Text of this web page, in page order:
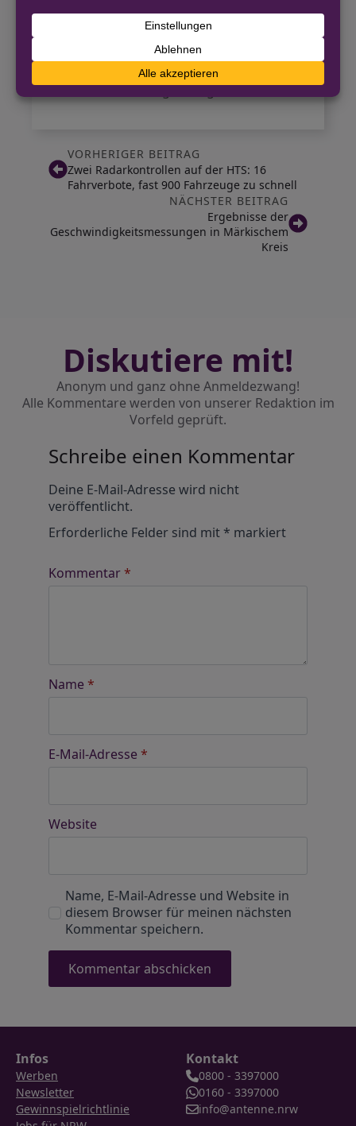
Mann leistete Widerstand und drohte
jedoch später und konnte schließlich
vor Ort entlassen werden. Gegen ihn
wurden Ermittlungen eingeleitet.
VORHERIGER BEITRAG
Zwei Radarkontrollen auf der HTS: 16
Fahrverbote, fast 900 Fahrzeuge zu schnell
NÄCHSTER BEITRAG
Ergebnisse der
Geschwindigkeitsmessungen in Märkischem
Kreis
Diskutiere mit!
Anonym und ganz ohne Anmeldezwang!
Alle Kommentare werden von unserer Redaktion im
Vorfeld geprüft.
Schreibe einen Kommentar
Deine E-Mail-Adresse wird nicht
veröffentlicht.
Erforderliche Felder sind mit* markiert
Kommentar*
Name *
E-Mail-Adresse *
Website
Name, E-Mail-Adresse und Website in
diesem Browser für meinen nächsten
Kommentar speichern.
Infos
Werben
Newsletter
Gewinnspielrichtlinie
Kontakt
0800 - 3397000
0160 - 3397000
info@antenne.nrw